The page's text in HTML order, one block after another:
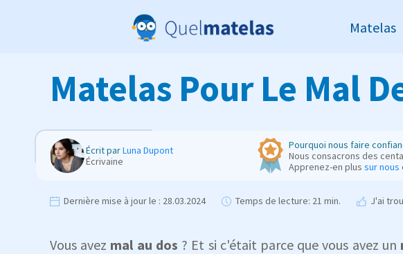
Matelas
Matelas Pour Le Mal
Écrit parLuna Dupont
Écrivaine
Pourquoi nous faire
Nous consacrons des
Apprenez-en plus sur nous
Dernière mise à jour le : 28.03.2024 Temps de lecture: 21 min. J'ai
Vous avez mal au dos ? Et si c'était parce que vous avez un